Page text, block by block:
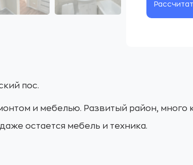
пос.
и мебелью. Развитый район,
остается мебель и техника.